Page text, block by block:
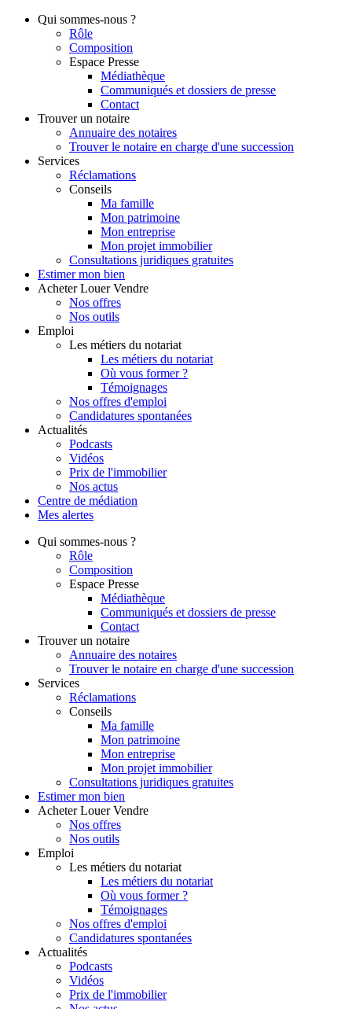
Qui sommes-nous ?
Rôle
Composition
Espace Presse
Médiathèque
Communiqués et dossiers de presse
Contact
Trouver un notaire
Annuaire des notaires
Trouver le notaire en charge d'une succession
Services
Réclamations
Conseils
Ma famille
Mon patrimoine
Mon entreprise
Mon projet immobilier
Consultations juridiques gratuites
Estimer mon bien
Acheter Louer Vendre
Nos offres
Nos outils
Emploi
Les métiers du notariat
Les métiers du notariat
Où vous former ?
Témoignages
Nos offres d'emploi
Candidatures spontanées
Actualités
Podcasts
Vidéos
Prix de l'immobilier
Nos actus
Centre de médiation
Mes alertes
Qui sommes-nous ?
Rôle
Composition
Espace Presse
Médiathèque
Communiqués et dossiers de presse
Contact
Trouver un notaire
Annuaire des notaires
Trouver le notaire en charge d'une succession
Services
Réclamations
Conseils
Ma famille
Mon patrimoine
Mon entreprise
Mon projet immobilier
Consultations juridiques gratuites
Estimer mon bien
Acheter Louer Vendre
Nos offres
Nos outils
Emploi
Les métiers du notariat
Les métiers du notariat
Où vous former ?
Témoignages
Nos offres d'emploi
Candidatures spontanées
Actualités
Podcasts
Vidéos
Prix de l'immobilier